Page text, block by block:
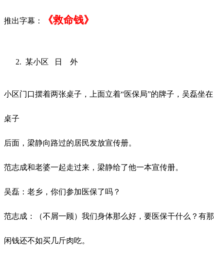
推出字幕： 《救命钱》
某小区 日 外
小区门口摆着两张桌子，上面立着“医保局”的牌子，吴磊坐在
桌子
后面，梁静向路过的居民发放宣传册。
范志成和老婆一起走过来，梁静给了他一本宣传册。
吴磊：老乡，你们参加医保了吗？
范志成：（不屑一顾）我们身体那么好，要医保干什么？有那
闲钱还不如买几斤肉吃。